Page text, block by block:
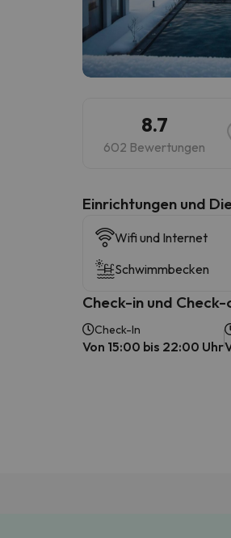
8.7
602 Bewertungen
​Einrichtungen und
Wifi und Internet
Schwimmbecken
Check-in und
Check-In
Von 15:00 bis 22:00 Uhr